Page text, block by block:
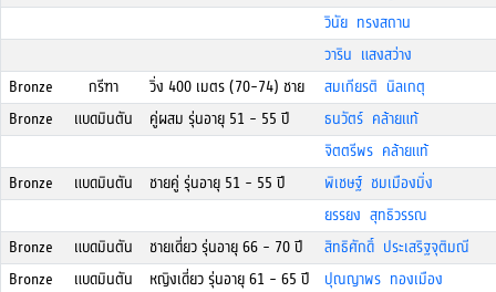
วินัย ทรงสถาน
วาริน แสงสว่าง
Bronze
กรีฑา วิ่ง 400 เมตร (70-74) ชาย
สมเกียรติ นิลเกตุ
Bronze
แบดมินตัน คู่ผสม รุ่นอายุ 51 - 55 ปี
ธนวัตร์ คล้ายแท้
จิตตรีพร คล้ายแท้
Bronze
แบดมินตัน ชายคู่ รุ่นอายุ 51 - 55 ปี
พิเชษฐ์ ชมเมืองมิ่ง
ยรรยง สุทธิวรรณ
Bronze
แบดมินตัน ชายเดี่ยว รุ่นอายุ 66 - 70 ปี
สิทธิศักดิ์ ประเสริฐจุติมณี
Bronze
แบดมินตัน หญิงเดี่ยว รุ่นอายุ 61 - 65 ปี
ปุณญาพร ทองเมือง